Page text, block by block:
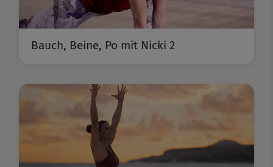
Bauch, Beine, Po mit Nicki 2